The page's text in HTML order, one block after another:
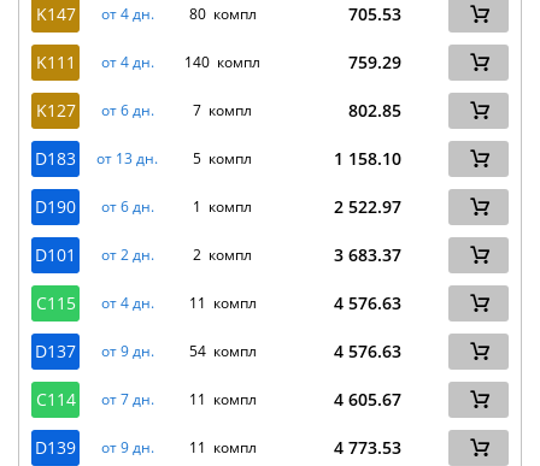
K147 от 4 дн. 80 компл 705.53
K111 от 4 дн. 140 компл 759.29
K127 от 6 дн. 7 компл 802.85
D183 от 13 дн. 5 компл 1 158.10
D190 от 6 дн. 1 компл 2 522.97
D101 от 2 дн. 2 компл 3 683.37
C115 от 4 дн. 11 компл 4 576.63
D137 от 9 дн. 54 компл 4 576.63
C114 от 7 дн. 11 компл 4 605.67
D139 от 9 дн. 11 компл 4 773.53